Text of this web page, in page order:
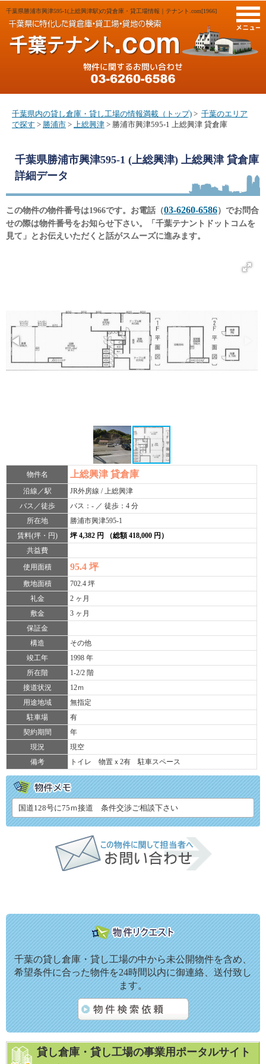
千葉県勝浦市興津595-1(上総興津駅)の貸倉庫・貸工場情報｜テナント.com[1966]
千葉県内の貸し倉庫・貸し工場の情報満載（トップ) > 千葉のエリア
で探す > 勝浦市 > 上総興津 > 勝浦市興津595-1 上総興津 貸倉庫
千葉県勝浦市興津595-1 (上総興津) 上総興津 貸倉庫
詳細データ
この物件の物件番号は1966です。お電話（03-6260-6586）でお問合
せの際は物件番号をお知らせ下さい。「千葉テナントドットコムを
見て」とお伝えいただくと話がスムーズに進みます。
物件名 上総興津 貸倉庫
沿線／駅
JR外房線 / 上総興津
バス／徒歩
バス：- ／ 徒歩：4 分
所在地
勝浦市興津595-1
賃料(坪・円)
坪 4,382 円 （総額 418,000 円）
共益費
使用面積
95.4 坪
敷地面積
702.4 坪
礼金
2 ヶ月
敷金
3 ヶ月
保証金
構造
その他
竣工年
1998 年
所在階
1-2/2 階
接道状況
12ｍ
用途地域
無指定
駐車場
有
契約期間
年
現況
現空
備考
トイレ 物置ｘ2有 駐車スペース
国道128号に75ｍ接道 条件交渉ご相談下さい
千葉の貸し倉庫・貸し工場の中から未公開物件を含め、
希望条件に合った物件を24時間以内に御連絡、送付致し
ます。
貸し倉庫・貸し工場の事業用ポータルサイト